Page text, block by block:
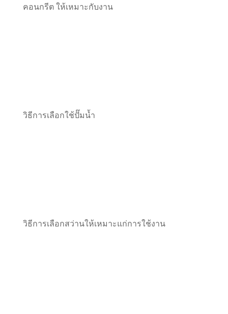
คอนกรีต ให้เหมาะกับงาน
วิธีการเลือกใช้ปั๊มน้ำ
วิธีการเลือกสว่านให้เหมาะแก่การใช้งาน